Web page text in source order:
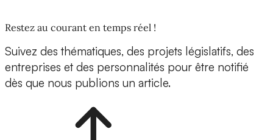
Restez au courant en temps réel !
Suivez des thématiques, des projets législatifs, des
entreprises et des personnalités pour être notifié
dès que nous publions un article.